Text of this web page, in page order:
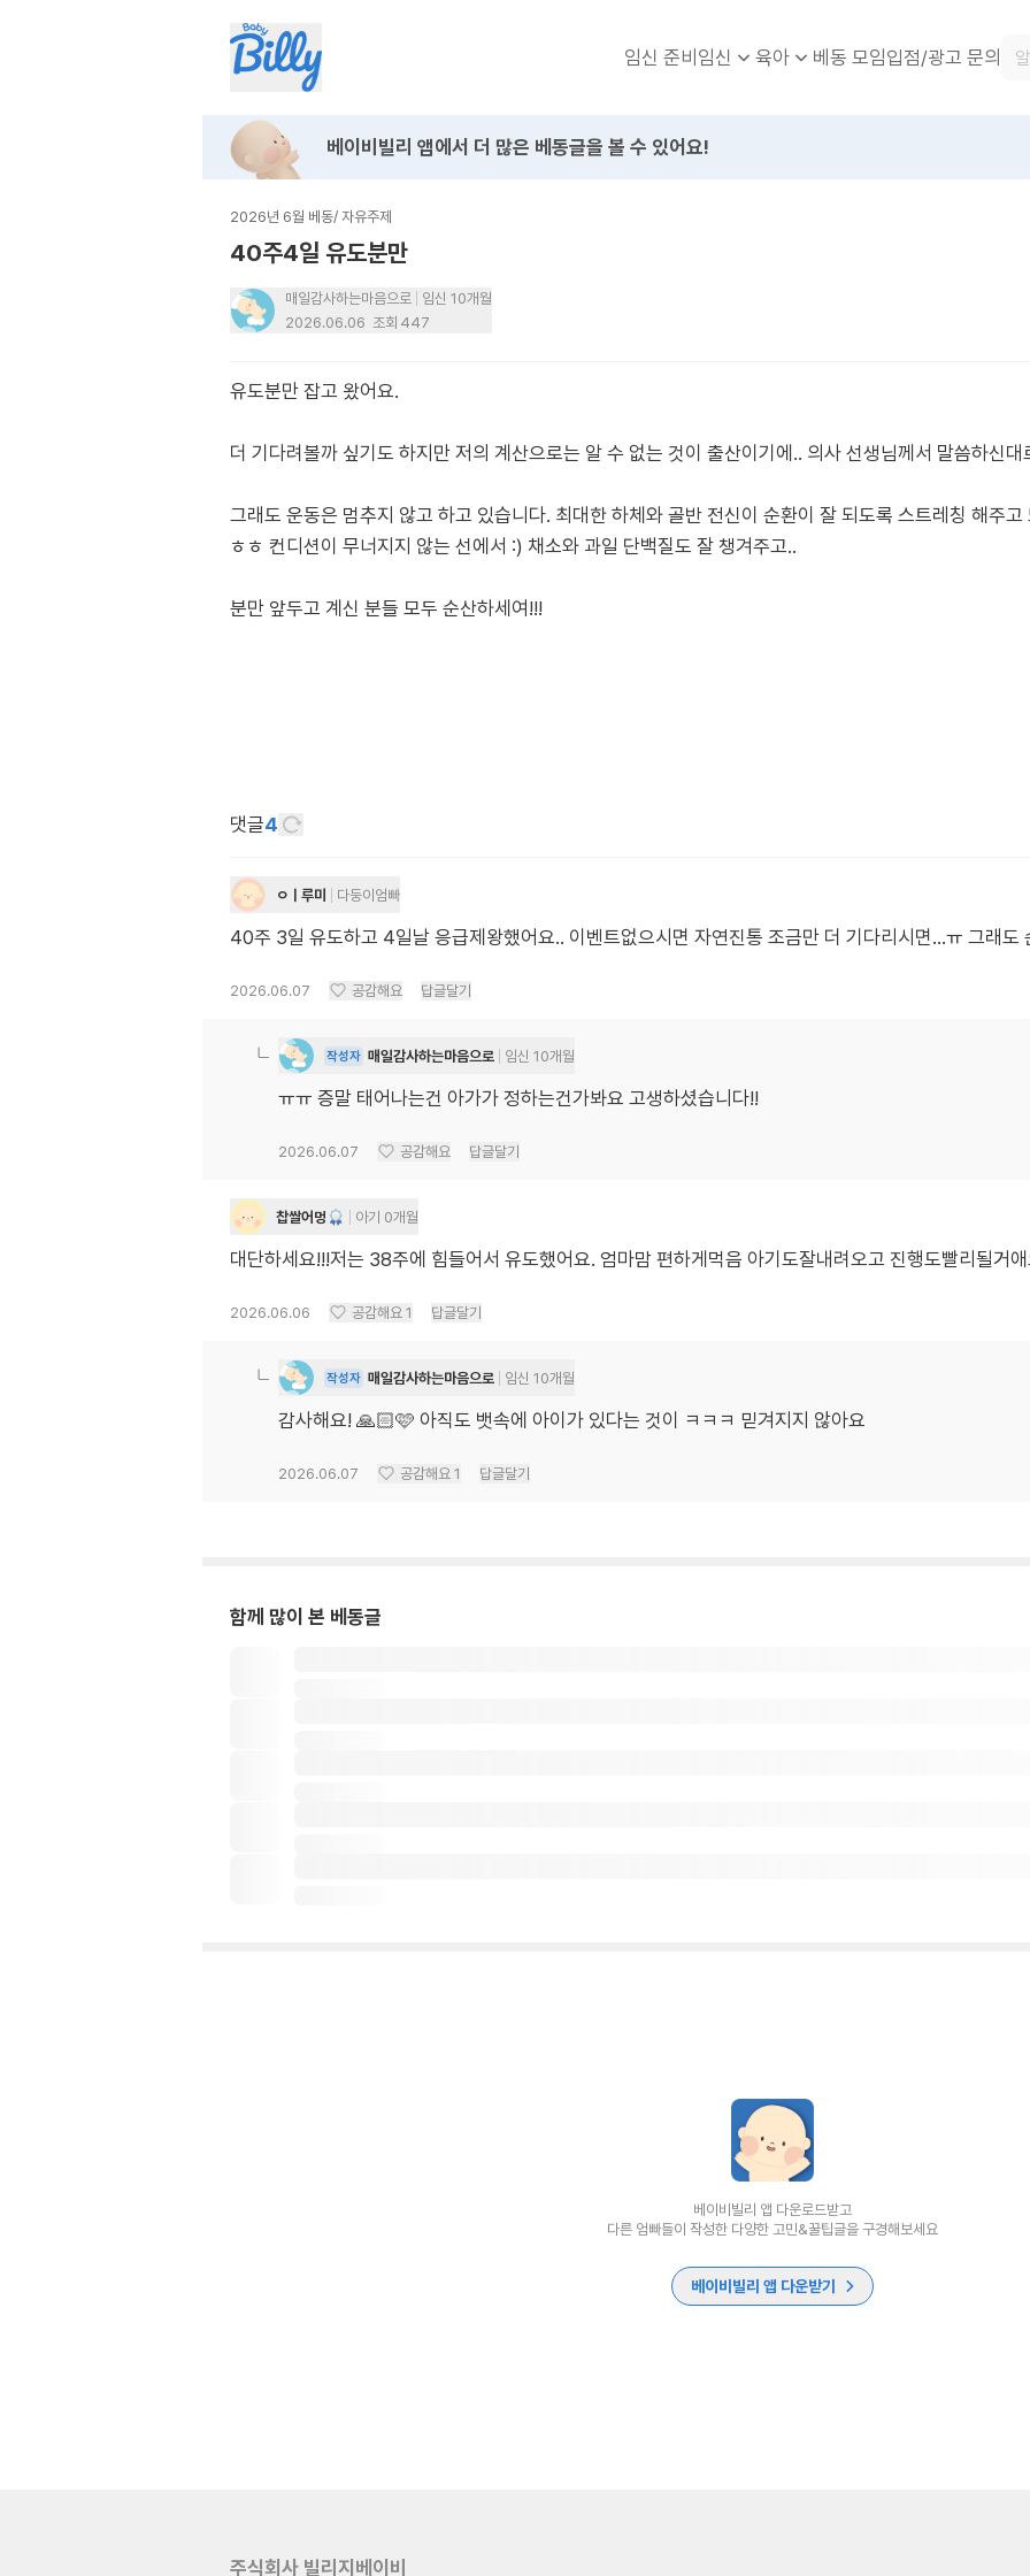
임신 준비임신 육아 베동 모임입점/광고 문의
베이비빌리 앱에서 더 많은 베동글을 볼 수 있어요!
2026년 6월 베동/ 자유주제
40주4일 유도분만
매일감사하는마음으로
임신 10개월
2026.06.06 조회 447
유도분만 잡고 왔어요.
더 기다려볼까 싶기도 하지만 저의 계산으로는 알 수 없는 것이 출산이기에.. 의사 선생님께서 말씀하신대
그래도 운동은 멈추지 않고 하고 있습니다. 최대한 하체와 골반 전신이 순환이 잘 되도록 스트레칭 해주
ㅎㅎ 컨디션이 무너지지 않는 선에서 :) 채소와 과일 단백질도 잘 챙겨주고..
분만 앞두고 계신 분들 모두 순산하세여!!!
댓글4
ㅇㅣ루미 다둥이엄빠
40주 3일 유도하고 4일날 응급제왕했어요.. 이벤트없으시면 자연진통 조금만 더 기다리시면...ㅠ 그래도
2026.06.07 공감해요 답글달기
작성자 매일감사하는마음으로 임신 10개월
ㅠㅠ 증말 태어나는건 아가가 정하는건가봐요 고생하셨습니다!!
2026.06.07 공감해요 답글달기
찹쌀어멍 아기 0개월
대단하세요!!!저는 38주에 힘들어서 유도했어요. 엄마맘 편하게먹음 아기도잘내려오고 진행도빨리될거
2026.06.06 공감해요 1 답글달기
작성자 매일감사하는마음으로 임신 10개월
감사해요! 🙏🏻🩷 아직도 뱃속에 아이가 있다는 것이 ㅋㅋㅋ 믿겨지지 않아요
2026.06.07 공감해요 1 답글달기
함께 많이 본 베동글
베이비빌리 앱 다운로드받고
다른 엄빠들이 작성한 다양한 고민&꿀팁글을 구경해보세요
베이비빌리 앱 다운받기
주식회사 빌리지베이비